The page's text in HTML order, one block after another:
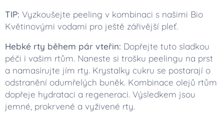
TIP: Vyzkoušejte peeling v kombinaci s našimi Bio
Květinovými vodami pro ještě zářivější pleť.
Hebké rty během pár vteřin: Dopřejte tuto sladkou
péči i vašim rtům. Naneste si trošku peelingu na prst
a namasírujte jím rty. Krystalky cukru se postarají o
odstranění odumřelých buněk. Kombinace olejů rtům
dopřeje hydrataci a regeneraci. Výsledkem jsou
jemné, prokrvené a vyživené rty.